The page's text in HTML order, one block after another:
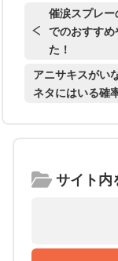
催涙スプレ
でのおすす
た！
アニサキスがい
ネタにはいる確
サイト内